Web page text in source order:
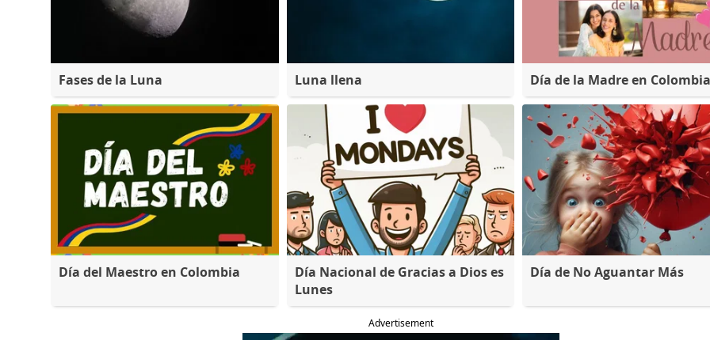
Fases de la Luna Luna llena Día de la Madre en
Día del Maestro en Colombia
Día Nacional de Gracias a Dios es
Lunes
Día de No Aguantar Más
Advertisement